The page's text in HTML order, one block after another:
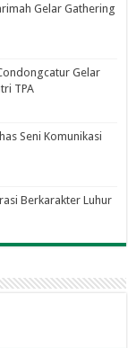
Gelar Gathering
Gelar
TPA
Seni Komunikasi
Berkarakter Luhur